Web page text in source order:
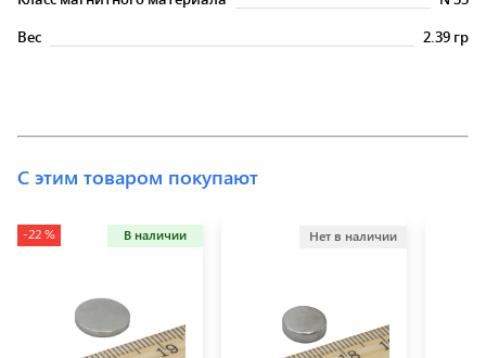
Вес
2.39 гр
С этим товаром покупают
-22 % В наличии Нет в наличии